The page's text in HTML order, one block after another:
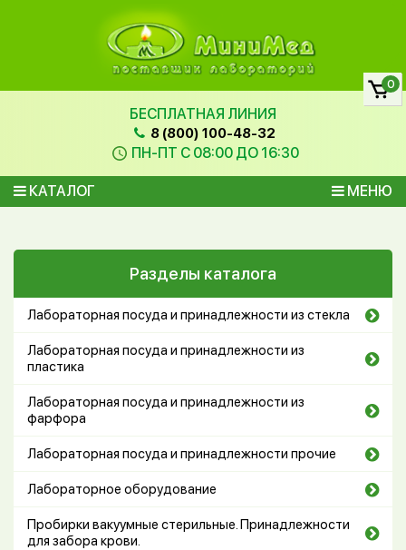
БЕСПЛАТНАЯ ЛИНИЯ
8 (800) 100-48-32
ПН-ПТ С 08:00 ДО 16:30
КАТАЛОГ МЕНЮ
0
Разделы каталога
Лабораторная посуда и принадлежности из стекла
Лабораторная посуда и принадлежности из
пластика
Лабораторная посуда и принадлежности из
фарфора
Лабораторная посуда и принадлежности прочие
Лабораторное оборудование
Пробирки вакуумные стерильные. Принадлежности
для забора крови.